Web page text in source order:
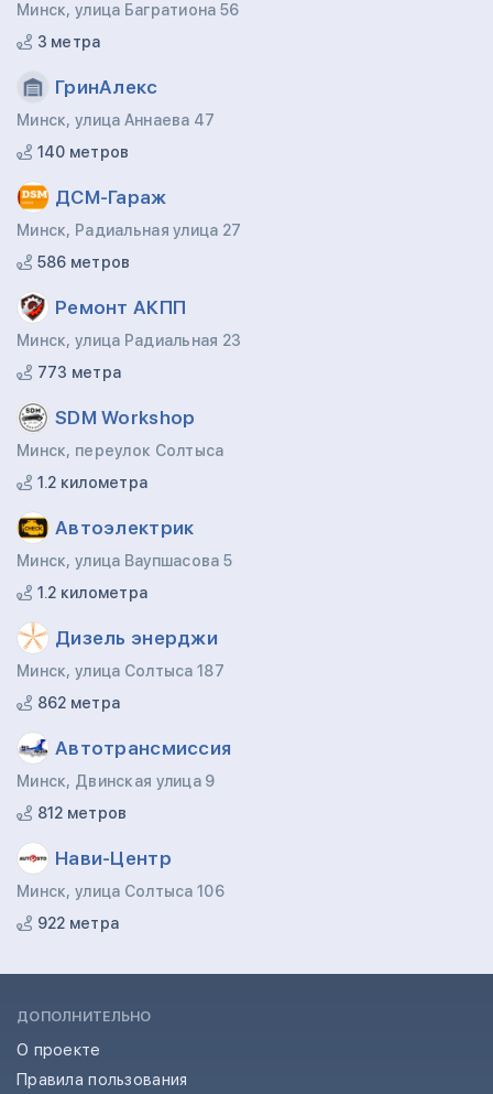
Минск, улица Багратиона 56
3 метра
ГринАлекс
Минск, улица Аннаева 47
140 метров
ДСМ-Гараж
Минск, Радиальная улица 27
586 метров
Ремонт АКПП
Минск, улица Радиальная 23
773 метра
SDM Workshop
Минск, переулок Солтыса
1.2 километра
Автоэлектрик
Минск, улица Ваупшасова 5
1.2 километра
Дизель энерджи
Минск, улица Солтыса 187
862 метра
Автотрансмиссия
Минск, Двинская улица 9
812 метров
Нави-Центр
Минск, улица Солтыса 106
922 метра
ДОПОЛНИТЕЛЬНО
О проекте
Правила пользования